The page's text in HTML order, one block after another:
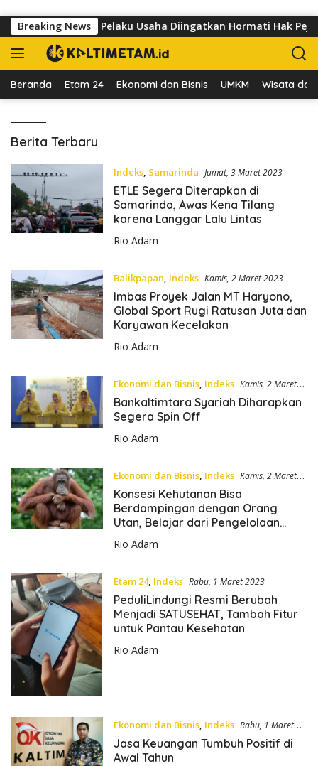
Breaking News
dr Sutomo, Pelaku Usaha Diingatkan Hormati Hak Pejalan
Beranda Etam 24 Ekonomi dan Bisnis UMKM Wisata dan
a
l
t
i
m
e
m
.
i
d
Berita Terbaru
Indeks, Samarinda Jumat, 3 Maret 2023
ETLE Segera Diterapkan di
Samarinda, Awas Kena Tilang
karena Langgar Lalu Lintas
Rio Adam
Balikpapan, Indeks Kamis, 2 Maret 2023
Imbas Proyek Jalan MT Haryono,
Global Sport Rugi Ratusan Juta dan
Karyawan Kecelakan
Rio Adam
Ekonomi dan Bisnis, Indeks Kamis, 2 Maret
2023
Bankaltimtara Syariah Diharapkan
Segera Spin Off
Rio Adam
Ekonomi dan Bisnis, Indeks Kamis, 2 Maret
2023
Konsesi Kehutanan Bisa
Berdampingan dengan Orang
Utan, Belajar dari Pengelolaan
Bentang Alam Wehea-Kelay
Rio Adam
Etam 24, Indeks Rabu, 1 Maret 2023
PeduliLindungi Resmi Berubah
Menjadi SATUSEHAT, Tambah Fitur
untuk Pantau Kesehatan
Rio Adam
Ekonomi dan Bisnis, Indeks Rabu, 1 Maret
2023
Jasa Keuangan Tumbuh Positif di
Awal Tahun